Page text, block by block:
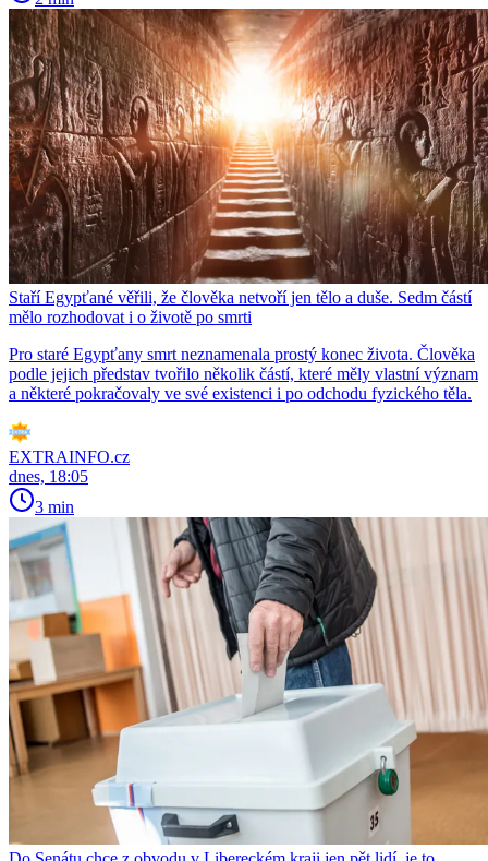
Staří Egypťané věřili, že člověka netvoří jen tělo a duše. Sedm částí
mělo rozhodovat i o životě po smrti
Pro staré Egypťany smrt neznamenala prostý konec života. Člověka
podle jejich představ tvořilo několik částí, které měly vlastní význam
a některé pokračovaly ve své existenci i po odchodu fyzického těla.
EXTRAINFO.cz
dnes, 18:05
3 min